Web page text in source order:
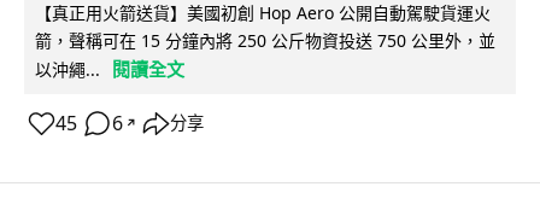
【真正用火箭送貨】美國初創 Hop Aero 公開自動駕駛貨運火
箭，聲稱可在 15 分鐘內將 250 公斤物資投送 750 公里外，並
以沖繩...
閱讀全文
45 6 ↗ 分享